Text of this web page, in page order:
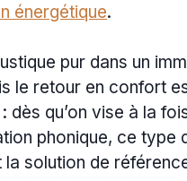
énergétique.
pur dans un
le retour en confort
dès qu’on vise à la
phonique, ce type
solution de